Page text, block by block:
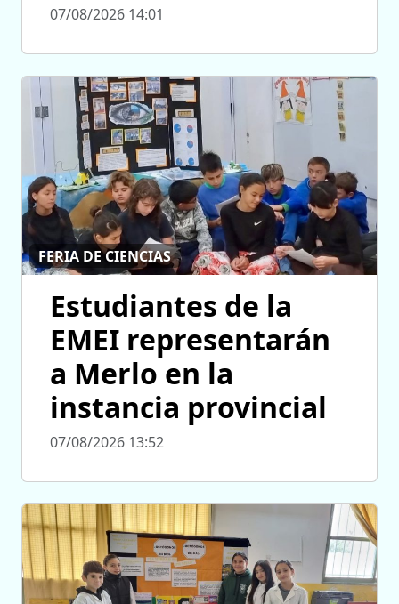
07/08/2026 14:01
FERIA DE CIENCIAS
Estudiantes de la
EMEI representarán
a Merlo en la
instancia provincial
07/08/2026 13:52